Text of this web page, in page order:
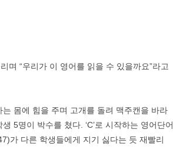
며 “우리가 이 영어를 읽을 수 있을까요”라고
몸에 힘을 주며 고개를 돌려 맥주캔을 바라
5명이 박수를 쳤다. ‘C’로 시작하는 영어단어
가 다른 학생들에게 지기 싫다는 듯 재빨리